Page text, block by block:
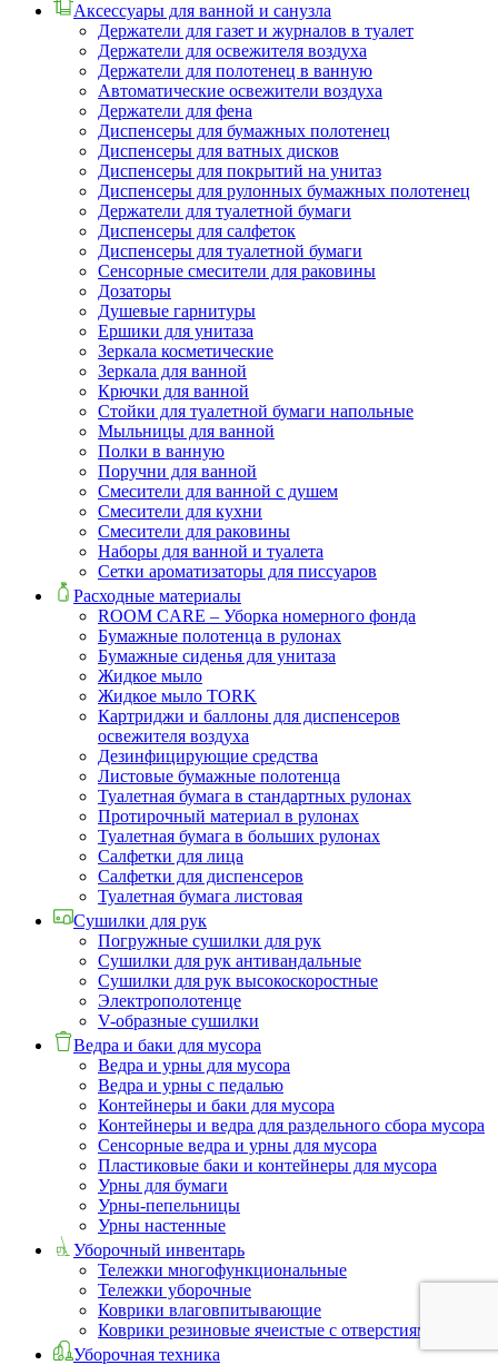
Аксессуары для ванной и санузла
Держатели для газет и журналов в туалет
Держатели для освежителя воздуха
Держатели для полотенец в ванную
Автоматические освежители воздуха
Держатели для фена
Диспенсеры для бумажных полотенец
Диспенсеры для ватных дисков
Диспенсеры для покрытий на унитаз
Диспенсеры для рулонных бумажных полотенец
Держатели для туалетной бумаги
Диспенсеры для салфеток
Диспенсеры для туалетной бумаги
Сенсорные смесители для раковины
Дозаторы
Душевые гарнитуры
Ершики для унитаза
Зеркала косметические
Зеркала для ванной
Крючки для ванной
Стойки для туалетной бумаги напольные
Мыльницы для ванной
Полки в ванную
Поручни для ванной
Смесители для ванной с душем
Смесители для кухни
Смесители для раковины
Наборы для ванной и туалета
Сетки ароматизаторы для писсуаров
Расходные материалы
ROOM CARE – Уборка номерного фонда
Бумажные полотенца в рулонах
Бумажные сиденья для унитаза
Жидкое мыло
Жидкое мыло TORK
Картриджи и баллоны для диспенсеров
освежителя воздуха
Дезинфицирующие средства
Листовые бумажные полотенца
Туалетная бумага в стандартных рулонах
Протирочный материал в рулонах
Туалетная бумага в больших рулонах
Салфетки для лица
Салфетки для диспенсеров
Туалетная бумага листовая
Сушилки для рук
Погружные сушилки для рук
Сушилки для рук антивандальные
Сушилки для рук высокоскоростные
Электрополотенце
V-образные сушилки
Ведра и баки для мусора
Ведра и урны для мусора
Ведра и урны с педалью
Контейнеры и баки для мусора
Контейнеры и ведра для раздельного сбора мусора
Сенсорные ведра и урны для мусора
Пластиковые баки и контейнеры для мусора
Урны для бумаги
Урны-пепельницы
Урны настенные
Уборочный инвентарь
Тележки многофункциональные
Тележки уборочные
Коврики влаговпитывающие
Коврики резиновые ячеистые с отверстиями
Уборочная техника